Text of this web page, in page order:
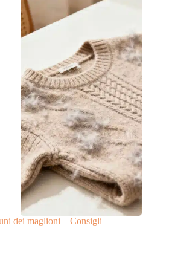
dei maglioni – Consigli